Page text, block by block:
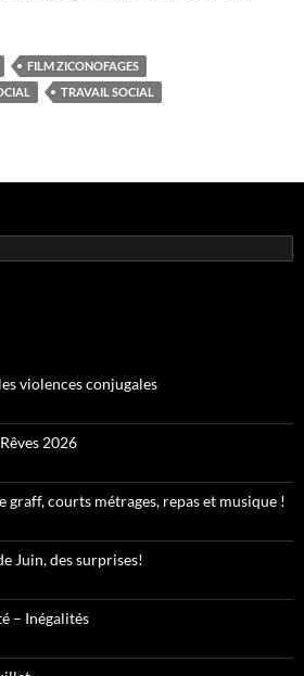
FILM ZICONOFAGES
TRAVAIL SOCIAL
violences conjugales
2026
graff, courts métrages, repas et musique !
Juin, des surprises!
– Inégalités